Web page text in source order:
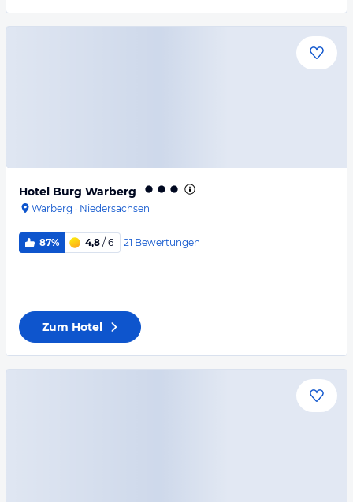
Hotel Burg Warberg
Warberg · Niedersachsen
87% 4,8 / 6 21 Bewertungen
Zum Hotel